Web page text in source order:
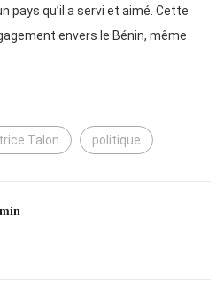
pays qu’il a servi et aimé. Cette
envers le Bénin, même
Talon politique